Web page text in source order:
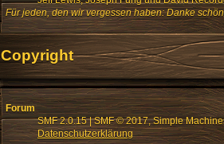
Für jeden, den wir vergessen haben: Danke
Copyright
Forum
SMF 2.0.15|SMF © 2017,Simple
Datenschutzerklärung